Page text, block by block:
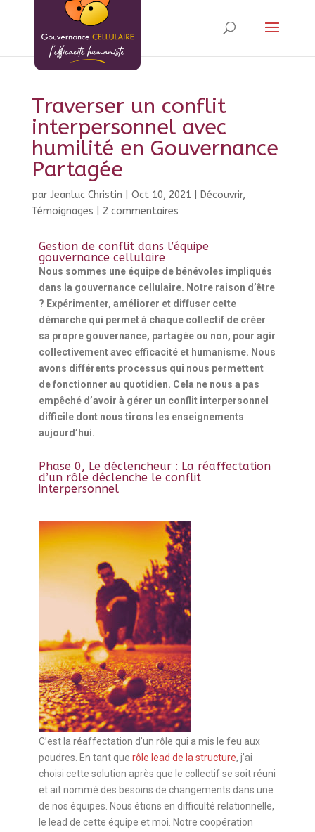
Traverser un conflit
interpersonnel avec
humilité en Gouvernance
Partagée
par Jeanluc Christin Oct 10, 2021 Découvrir,
Témoignages
2 commentaires
Gestion de conflit dans l’équipe
gouvernance cellulaire
Nous sommes une équipe de bénévoles impliqués
dans la gouvernance cellulaire. Notre raison d’être
? Expérimenter, améliorer et diffuser cette
démarche qui permet à chaque collectif de créer
sa propre gouvernance, partagée ou non, pour agir
collectivement avec efficacité et humanisme. Nous
avons différents processus qui nous permettent
de fonctionner au quotidien. Cela ne nous a pas
empêché d’avoir à gérer un conflit interpersonnel
difficile dont nous tirons les enseignements
aujourd’hui.
Phase 0, Le déclencheur : La réaffectation
d’un rôle déclenche le conflit
interpersonnel
C’est la réaffectation d’un rôle qui a mis le feu aux
poudres. En tant que rôle lead de la structure, j’ai
choisi cette solution après que le collectif se soit réuni
et ait nommé des besoins de changements dans une
de nos équipes. Nous étions en difficulté relationnelle,
le lead de cette équipe et moi. Notre coopération